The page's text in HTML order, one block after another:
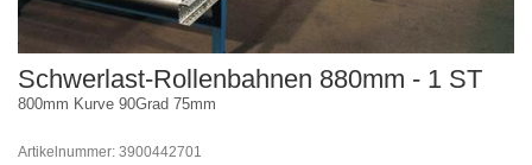
Schwerlast-Rollenbahnen 880mm - 1 ST
800mm Kurve 90Grad 75mm
Artikelnummer: 3900442701